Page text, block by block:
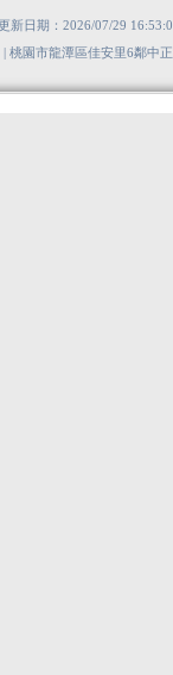
新日期：2026/07/29
桃園市龍潭區佳安里6鄰中